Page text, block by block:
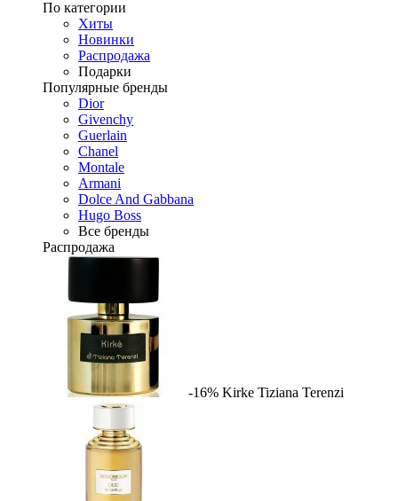
По категории
Хиты
Новинки
Распродажа
Подарки
Популярные бренды
Dior
Givenchy
Guerlain
Chanel
Montale
Armani
Dolce And Gabbana
Hugo Boss
Все бренды
Распродажа
-16% Kirke Tiziana Terenzi